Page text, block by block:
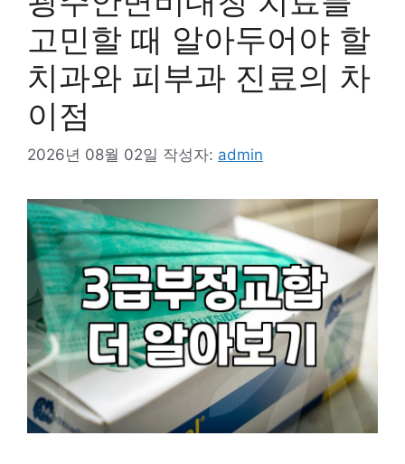
고민할 때 알아두어야 할
치과와 피부과 진료의 차
이점
2026년 08월 02일 작성자: admin